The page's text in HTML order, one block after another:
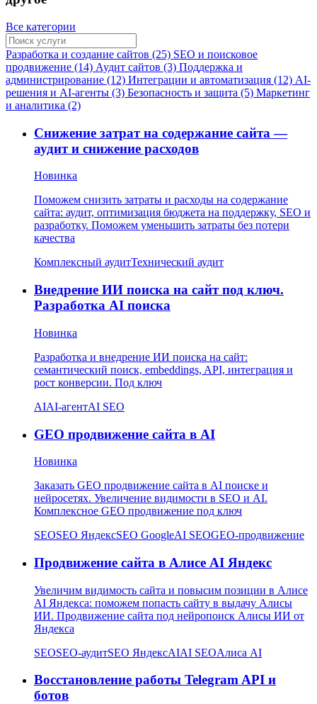
Все категории
Разработка и создание сайтов (25) SEO и поисковое
продвижение (14) Аудит сайтов (3) Поддержка и
администрирование (12) Интеграции и автоматизация (12) AI-
решения и AI-агенты (3) Безопасность и защита (5) Маркетинг
и аналитика (2)
Снижение затрат на содержание сайта —
аудит и снижение расходов
Новинка
Поможем снизить затраты и расходы на содержание
сайта: аудит, оптимизация бюджета на поддержку, SEO и
разработку. Поможем уменьшить затраты без потери
качества
Комплексный аудитТехнический аудит
Внедрение ИИ поиска на сайт под ключ.
Разработка AI поиска
Новинка
Разработка и внедрение ИИ поиска на сайт:
семантический поиск, embeddings, API, интеграция и
рост конверсии. Под ключ
AIAI-агентAI SEO
GEO продвижение сайта в AI
Новинка
Заказать GEO продвижение сайта в AI поиске и
нейросетях. Увеличение видимости в SEO и AI.
Комплексное GEO продвижение под ключ
SEOSEO ЯндексSEO GoogleAI SEOGEO-продвижение
Продвижение сайта в Алисе AI Яндекс
Увеличим видимость сайта и повысим позиции в Алисе
AI Яндекса: поможем попасть сайту в выдачу Алисы
ИИ. Продвижение сайта под нейропоиск Алисы ИИ от
Яндекса
SEOSEO-аудитSEO ЯндексAIAI SEOАлиса AI
Восстановление работы Telegram API и
ботов